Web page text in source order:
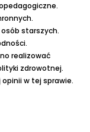
starszych.
realizować
zdrowotnej.
w tej sprawie.